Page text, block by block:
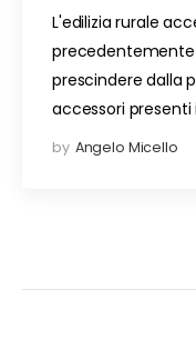
L'edilizia rurale
precedentemente
prescindere dalla
accessori
by Angelo Micello